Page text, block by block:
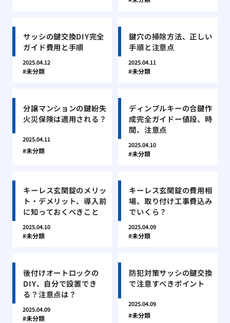
サッシの鍵交換DIY完全
ガイド費用と手順
2025.04.12
未分類
鍵穴の掃除方法、正しい
手順と注意点
2025.04.11
未分類
分譲マンションの鍵紛失
火災保険は適用される？
2025.04.11
未分類
ディンプルキーの合鍵作
成完全ガイドー値段、時
間、注意点
2025.04.10
未分類
キーレス玄関錠のメリッ
ト・デメリット、導入前
に知っておくべきこと
2025.04.10
未分類
キーレス玄関錠の費用相
場、取り付け工事費込み
でいくら？
2025.04.09
未分類
後付けオートロックの
DIY、自分で設置でき
る？注意点は？
2025.04.09
未分類
防犯対策サッシの鍵交換
で注意すべきポイント
2025.04.09
未分類